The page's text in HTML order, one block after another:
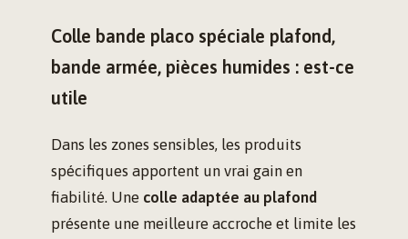
Colle bande placo spéciale plafond,
bande armée, pièces humides : est-ce
utile
Dans les zones sensibles, les produits
spécifiques apportent un vrai gain en
fiabilité. Une colle adaptée au plafond
présente une meilleure accroche et limite les